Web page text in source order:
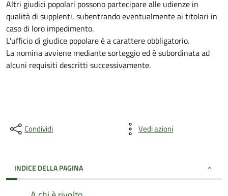
Altri giudici popolari possono partecipare alle udienze in
qualità di supplenti, subentrando eventualmente ai titolari in
caso di loro impedimento.
L'ufficio di giudice popolare è a carattere obbligatorio.
La nomina avviene mediante sorteggio ed è subordinata ad
alcuni requisiti descritti successivamente.
Condividi Vedi azioni
INDICE DELLA PAGINA